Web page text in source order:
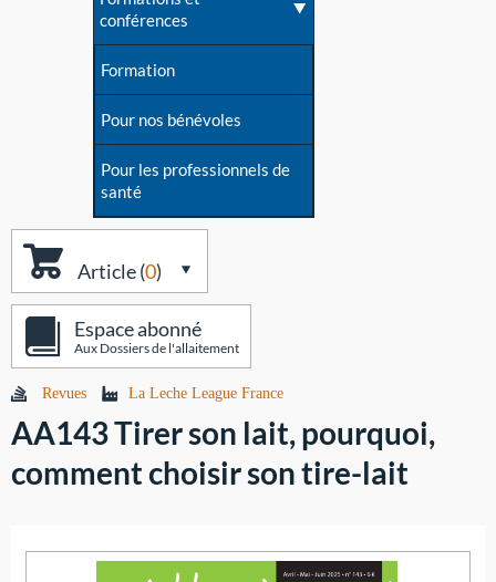
conférences
Formation
Pour nos bénévoles
Pour les professionnels de
santé
Article (0)
Espace abonné
Aux Dossiers de l'allaitement
Revues La Leche League France
AA143 Tirer son lait, pourquoi,
comment choisir son tire-lait